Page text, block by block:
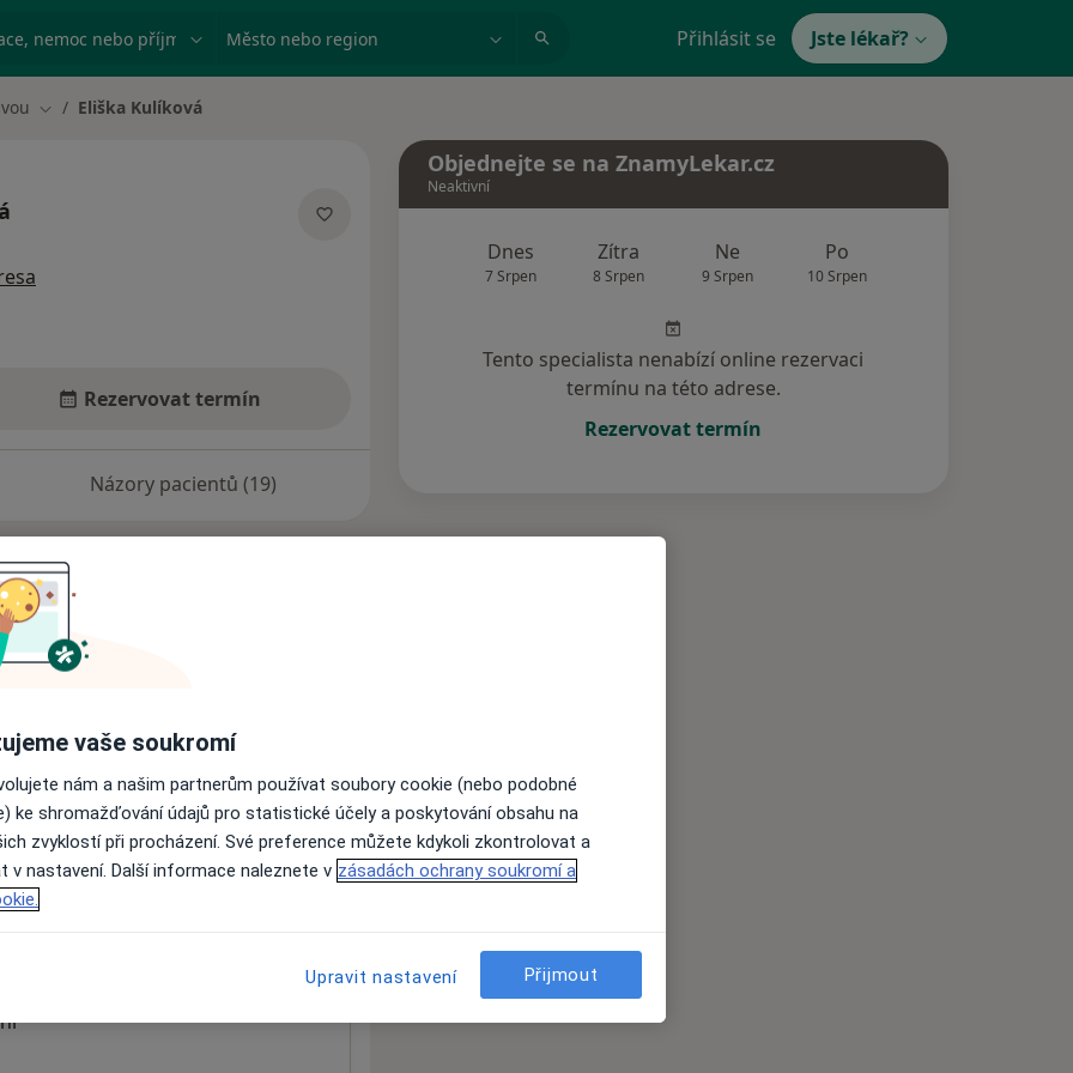
nemoc nebo příjmení Město nebo region Přihlásit se Jste lékař?
Změna města
Eliška Kulíková
Rezervovat termín
Názory pacientů (19)
nejsou k dispozici
informace o svých službách.
Objednejte se na ZnamyLekar.cz
Neaktivní
Dnes
7 Srpen
Zítra
8 Srpen
Ne
9 Srpen
Po
10 Srpen
Tento specialista nenabízí online rezervaci
termínu na této adrese.
Rezervovat termín
vaše soukromí
nám a našim partnerům používat soubory cookie (nebo podobné
ke shromažďování údajů pro statistické účely a poskytování obsahu na
zvyklostí při procházení. Své preference můžete kdykoli zkontrolovat a
v nastavení. Další informace naleznete v zásadách ochrany soukromí a
Upravit nastavení Přijmout